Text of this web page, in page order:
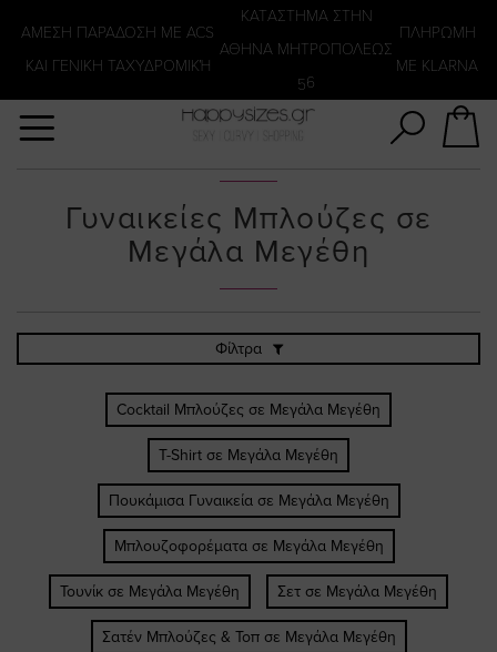
ΑΜΕΣΗ ΠΑΡΑΔΟΣΗ ΜΕ ACS
ΚΑΙ ΓΕΝΙΚΗ ΤΑΧΥΔΡΟΜΙΚΉ
KATΑΣΤΗΜΑ ΣΤΗΝ
ΑΘΗΝΑ ΜΗΤΡΟΠΟΛΕΩΣ
56
ΠΛΗΡΩΜΗ
ΜΕ KLARNA
Γυναικείες Μπλούζες σε
Μεγάλα Μεγέθη
Φίλτρα
Cocktail Μπλούζες σε Μεγάλα Μεγέθη
T-Shirt σε Μεγάλα Μεγέθη
Πουκάμισα Γυναικεία σε Μεγάλα Μεγέθη
Μπλουζοφορέματα σε Μεγάλα Μεγέθη
Τουνίκ σε Μεγάλα Μεγέθη Σετ σε Μεγάλα Μεγέθη
Σατέν Μπλούζες & Τοπ σε Μεγάλα Μεγέθη
Αναζήτηση